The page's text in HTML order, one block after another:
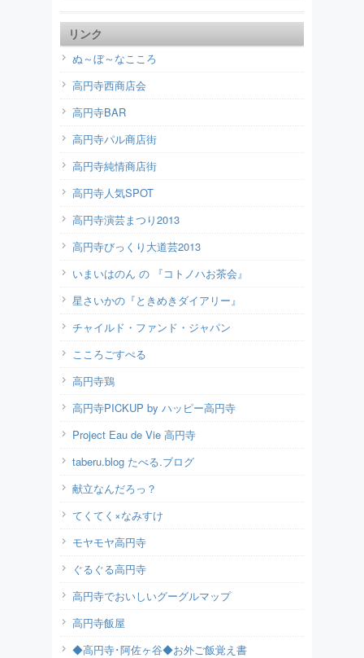
リンク
ぬ～ぼ～なこころ
高円寺西商店会
高円寺BAR
高円寺パル商店街
高円寺純情商店街
高円寺人気SPOT
高円寺演芸まつり2013
高円寺びっくり大道芸2013
いまいはのん の 『コトノハお茶会』
星さいかの『ときめきダイアリー』
チャイルド・ファンド・ジャパン
こころごすぺる
高円寺鶏
高円寺PICKUP by ハッピー高円寺
Project Eau de Vie 高円寺
taberu.blog たべる.ブログ
献立なんだろっ？
てくてく×なみすけ
モヤモヤ高円寺
ぐるぐる高円寺
高円寺でおいしいグーグルマップ
高円寺飯屋
◆高円寺･阿佐ヶ谷◆お外ご飯覚え書